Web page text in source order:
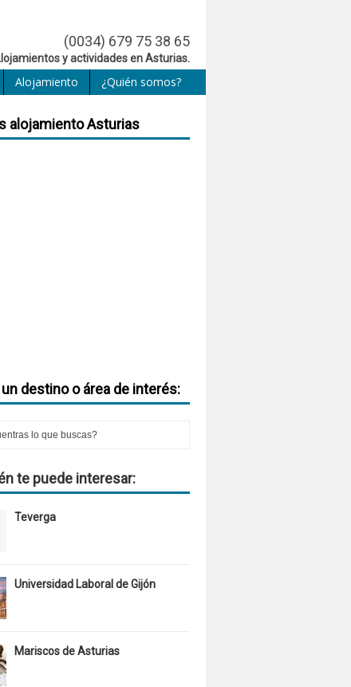
(0034) 679 75 38 65
y actividades en Asturias.
Alojamiento ¿Quién somos?
alojamiento Asturias
destino o área de interés:
te puede interesar:
Teverga
Universidad Laboral de Gijón
Mariscos de Asturias